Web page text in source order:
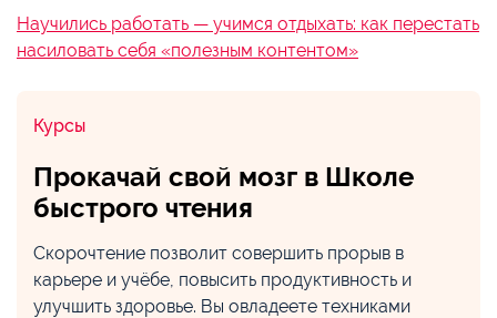
Научились работать — учимся отдыхать: как перестать
насиловать себя «полезным контентом»
Курсы
Прокачай свой мозг в Школе
быстрого чтения
Скорочтение позволит совершить прорыв в
карьере и учёбе, повысить продуктивность и
улучшить здоровье. Вы овладеете техниками